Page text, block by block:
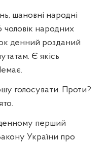
шановні народні
чоловік народних
денний розданий
Є якісь
голосувати. Проти?
перший
України про